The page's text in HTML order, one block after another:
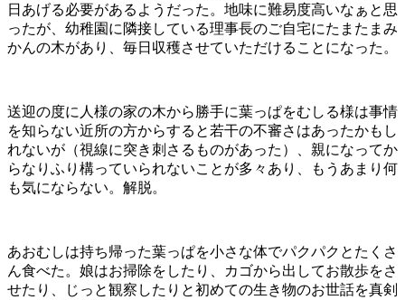
日あげる必要があるようだった。地味に難易度高いなぁと思
ったが、幼稚園に隣接している理事長のご自宅にたまたまみ
かんの木があり、毎日収穫させていただけることになった。
送迎の度に人様の家の木から勝手に葉っぱをむしる様は事情
を知らない近所の方からすると若干の不審さはあったかもし
れないが（視線に突き刺さるものがあった）、親になってか
らなりふり構っていられないことが多々あり、もうあまり何
も気にならない。解脱。
あおむしは持ち帰った葉っぱを小さな体でパクパクとたくさ
ん食べた。娘はお掃除をしたり、カゴから出してお散歩をさ
せたり、じっと観察したりと初めての生き物のお世話を真剣